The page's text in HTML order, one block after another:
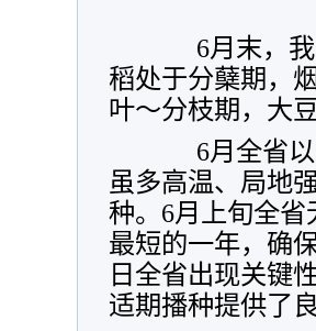
6月末，我
稻处于分蘖期，
叶～分枝期，大
6月全省以
虽多高温、局地
种。6月上旬全
最短的一年，确
日全省出现关键
适期播种提供了